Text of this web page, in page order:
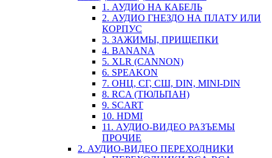
1. АУДИО НА КАБЕЛЬ
2. АУДИО ГНЕЗДО НА ПЛАТУ ИЛИ
КОРПУС
3. ЗАЖИМЫ, ПРИЩЕПКИ
4. BANANA
5. XLR (CANNON)
6. SPEAKON
7. ОНЦ, СГ, СШ, DIN, MINI-DIN
8. RCA (ТЮЛЬПАН)
9. SCART
10. HDMI
11. АУДИО-ВИДЕО РАЗЪЕМЫ
ПРОЧИЕ
2. АУДИО-ВИДЕО ПЕРЕХОДНИКИ